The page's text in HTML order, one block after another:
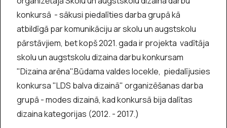
konkursā - sākusi piedalīties darba grupā kā
atbildīgā par komunikāciju ar skolu un augstskolu
pārstāvjiem, bet kopš 2021. gada ir projekta vadītāja
skolu un augstskolu dizaina darbu konkursam
"Dizaina arēna".Būdama valdes locekle, piedalījusies
konkursa "LDS balva dizainā" organizēšanas darba
grupā - modes dizainā, kad konkursā bija dalītas
dizaina kategorijas (2012. - 2017.)